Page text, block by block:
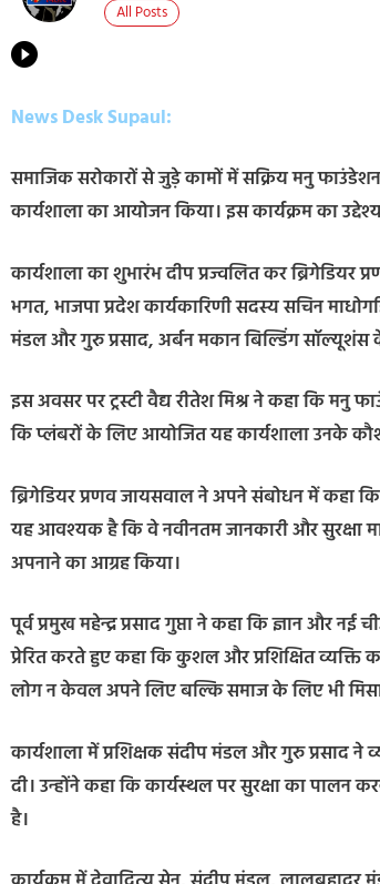
All Posts
News Desk Supaul:
समाजिक सरोकारों से जुड़े कामों में सक्रिय मनु
कार्यशाला का आयोजन किया। इस कार्यक्रम का
कार्यशाला का शुभारंभ दीप प्रज्वलित कर ब्रिगेडियर
भगत, भाजपा प्रदेश कार्यकारिणी सदस्य सचिन
मंडल और गुरु प्रसाद, अर्बन मकान बिल्डिंग सॉल्यूशंस
इस अवसर पर ट्रस्टी वैद्य रीतेश मिश्र ने कहा कि मनु
कि प्लंबरों के लिए आयोजित यह कार्यशाला उनके
ब्रिगेडियर प्रणव जायसवाल ने अपने संबोधन में कहा
यह आवश्यक है कि वे नवीनतम जानकारी और सुरक्षा
अपनाने का आग्रह किया।
पूर्व प्रमुख महेन्द्र प्रसाद गुप्ता ने कहा कि ज्ञान और नई
प्रेरित करते हुए कहा कि कुशल और प्रशिक्षित व्यक्ति
लोग न केवल अपने लिए बल्कि समाज के लिए भी
कार्यशाला में प्रशिक्षक संदीप मंडल और गुरु प्रसाद ने
दी। उन्होंने कहा कि कार्यस्थल पर सुरक्षा का
है।